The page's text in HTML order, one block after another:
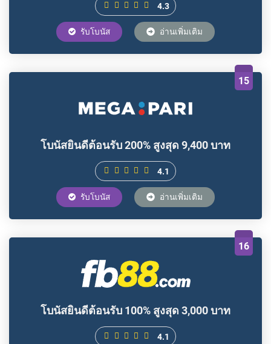
4.3
รับโบนัส อ่านเพิ่มเติม
15
โบนัสยินดีต้อนรับ 200% สูงสุด 9,400 บาท
4.1
รับโบนัส อ่านเพิ่มเติม
16
โบนัสยินดีต้อนรับ 100% สูงสุด 3,000 บาท
4.1